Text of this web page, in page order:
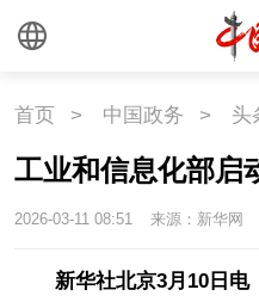
首页 > 中国政务 > 头
工业和信息化部启
2026-03-11 08:51 来源：新华网
新华社北京3月10日电